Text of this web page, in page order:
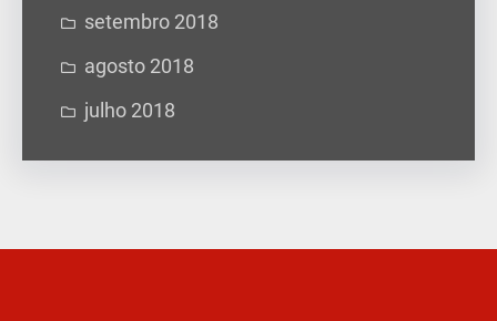
setembro 2018
agosto 2018
julho 2018